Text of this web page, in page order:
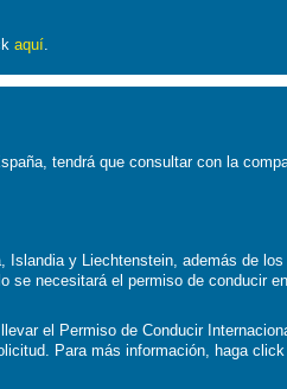
aquí.
tendrá que consultar con la
Islandia y Liechtenstein, además de
se necesitará el permiso de conducir
el Permiso de Conducir
Para más información, haga